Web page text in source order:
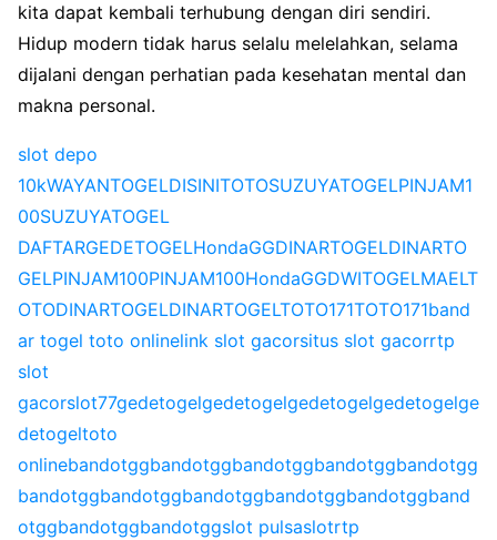
kita dapat kembali terhubung dengan diri sendiri.
Hidup modern tidak harus selalu melelahkan, selama
dijalani dengan perhatian pada kesehatan mental dan
makna personal.
slot depo
10kWAYANTOGELDISINITOTOSUZUYATOGELPINJAM1
00SUZUYATOGEL
DAFTARGEDETOGELHondaGGDINARTOGELDINARTO
GELPINJAM100PINJAM100HondaGGDWITOGELMAELT
OTODINARTOGELDINARTOGELTOTO171TOTO171band
ar togel toto onlinelink slot gacorsitus slot gacorrtp
slot
gacorslot77gedetogelgedetogelgedetogelgedetogelge
detogeltoto
onlinebandotggbandotggbandotggbandotggbandotgg
bandotggbandotggbandotggbandotggbandotggband
otggbandotggbandotggslot pulsaslotrtp